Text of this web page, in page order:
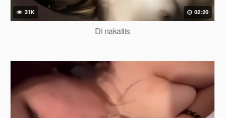
31K 02:20
Di nakatiis